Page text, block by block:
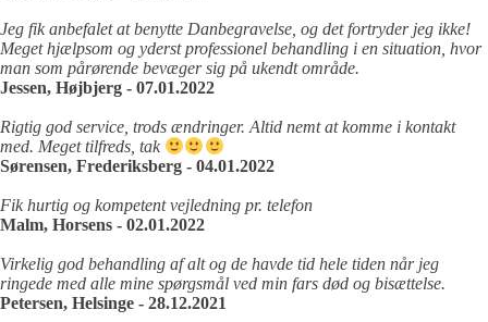
Jeg fik anbefalet at benytte Danbegravelse, og det fortryder jeg ikke!
Meget hjælpsom og yderst professionel behandling i en situation, hvor
man som pårørende bevæger sig på ukendt område.
Jessen, Højbjerg - 07.01.2022
Rigtig god service, trods ændringer. Altid nemt at komme i kontakt
med. Meget tilfreds, tak
Sørensen, Frederiksberg - 04.01.2022
Fik hurtig og kompetent vejledning pr. telefon
Malm, Horsens - 02.01.2022
Virkelig god behandling af alt og de havde tid hele tiden når jeg
ringede med alle mine spørgsmål ved min fars død og bisættelse.
Petersen, Helsinge - 28.12.2021